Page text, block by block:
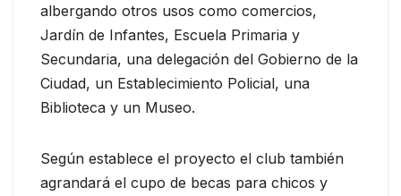
albergando otros usos como comercios,
Jardín de Infantes, Escuela Primaria y
Secundaria, una delegación del Gobierno de la
Ciudad, un Establecimiento Policial, una
Biblioteca y un Museo.
Según establece el proyecto el club también
agrandará el cupo de becas para chicos y